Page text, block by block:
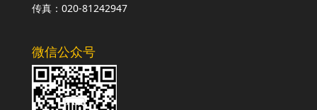
传真：020-81242947
微信公众号